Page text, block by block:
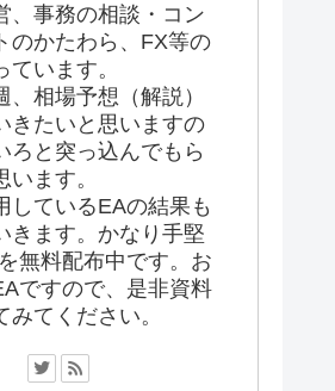
、事務の相談・コン
のかたわら、FX等の
います。
、相場予想（解説）
きたいと思いますの
ろと突っ込んでもら
います。
しているEAの結果も
きます。かなり手堅
無料配布中です。お
ですので、是非資料
みてください。